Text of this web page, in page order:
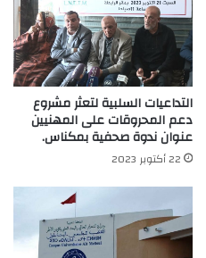
التداعيات السلبية لتعثر مشروع
دعم المحروقات على المهنيين
عنوان ندوة صحفية بمكناس.
22 أكتوبر 2023